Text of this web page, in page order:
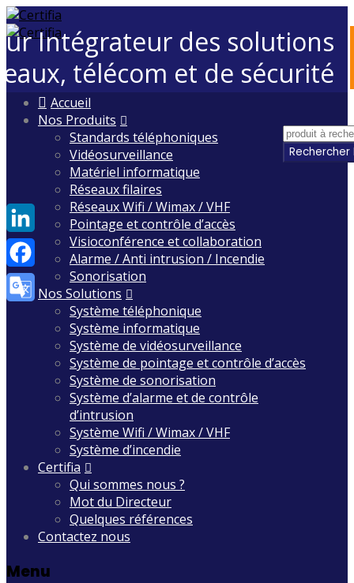
Intégrateur des solutions
télécom et de sécurité
Skip
Accueil
Nos Produits
Standards téléphoniques
Vidéosurveillance
Matériel informatique
Réseaux filaires
Réseaux Wifi / Wimax / VHF
Pointage et contrôle d’accès
Visioconférence et collaboration
Alarme / Anti intrusion / Incendie
Sonorisation
Nos Solutions
Système téléphonique
Système informatique
Système de vidéosurveillance
Système de pointage et contrôle d’accès
Système de sonorisation
Système d’alarme et de contrôle
d’intrusion
Système Wifi / Wimax / VHF
Système d’incendie
Certifia
Qui sommes nous ?
Mot du Directeur
Quelques références
Contactez nous
Menu
LinkedIn
Facebook
Translate